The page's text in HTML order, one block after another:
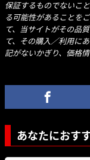
保証するものでないこ
る可能性があることを
て、当サイトがその品
て、その購入／利用に
記がないかぎり、価格情
あなたにおす